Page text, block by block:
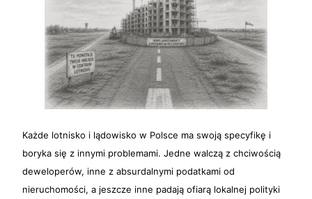
Każde lotnisko i lądowisko w Polsce ma swoją specyfikę i
boryka się z innymi problemami. Jedne walczą z chciwością
deweloperów, inne z absurdalnymi podatkami od
nieruchomości, a jeszcze inne padają ofiarą lokalnej polityki